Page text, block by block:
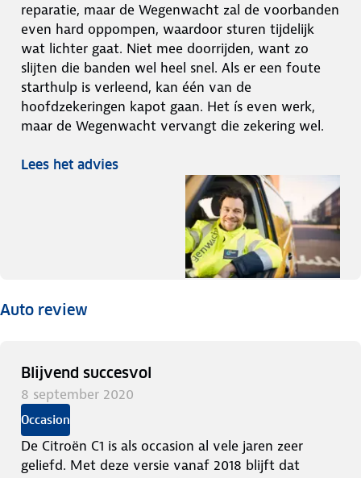
reparatie, maar de Wegenwacht zal de voorbanden
even hard oppompen, waardoor sturen tijdelijk
wat lichter gaat. Niet mee doorrijden, want zo
slijten die banden wel heel snel. Als er een foute
starthulp is verleend, kan één van de
hoofdzekeringen kapot gaan. Het ís even werk,
maar de Wegenwacht vervangt die zekering wel.
Lees het advies
Auto review
Blijvend succesvol
8 september 2020
Occasion
De Citroën C1 is als occasion al vele jaren zeer
geliefd. Met deze versie vanaf 2018 blijft dat